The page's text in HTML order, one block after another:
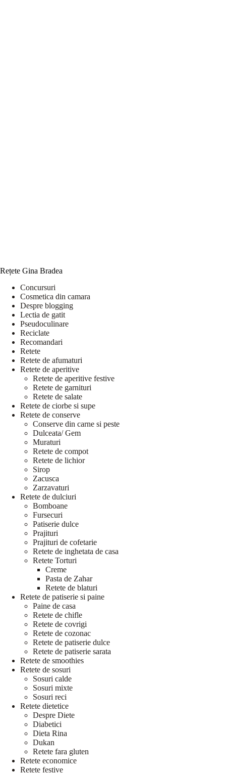
Rețete Gina Bradea
Concursuri
Cosmetica din camara
Despre blogging
Lectia de gatit
Pseudoculinare
Reciclate
Recomandari
Retete
Retete de afumaturi
Retete de aperitive
Retete de aperitive festive
Retete de garnituri
Retete de salate
Retete de ciorbe si supe
Retete de conserve
Conserve din carne si peste
Dulceata/ Gem
Muraturi
Retete de compot
Retete de lichior
Sirop
Zacusca
Zarzavaturi
Retete de dulciuri
Bomboane
Fursecuri
Patiserie dulce
Prajituri
Prajituri de cofetarie
Retete de inghetata de casa
Retete Torturi
Creme
Pasta de Zahar
Retete de blaturi
Retete de patiserie si paine
Paine de casa
Retete de chifle
Retete de covrigi
Retete de cozonac
Retete de patiserie dulce
Retete de patiserie sarata
Retete de smoothies
Retete de sosuri
Sosuri calde
Sosuri mixte
Sosuri reci
Retete dietetice
Despre Diete
Diabetici
Dieta Rina
Dukan
Retete fara gluten
Retete economice
Retete festive